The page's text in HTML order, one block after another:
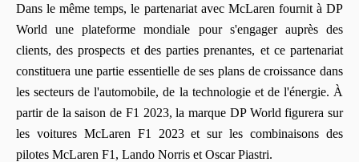
Dans le même temps, le partenariat avec McLaren fournit à DP
World une plateforme mondiale pour s'engager auprès des
clients, des prospects et des parties prenantes, et ce partenariat
constituera une partie essentielle de ses plans de croissance dans
les secteurs de l'automobile, de la technologie et de l'énergie. À
partir de la saison de F1 2023, la marque DP World figurera sur
les voitures McLaren F1 2023 et sur les combinaisons des
pilotes McLaren F1, Lando Norris et Oscar Piastri.